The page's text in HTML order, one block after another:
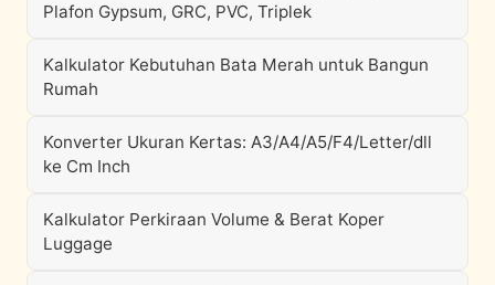
Plafon Gypsum, GRC, PVC, Triplek
Kalkulator Kebutuhan Bata Merah untuk Bangun
Rumah
Konverter Ukuran Kertas: A3/A4/A5/F4/Letter/dll
ke Cm Inch
Kalkulator Perkiraan Volume & Berat Koper
Luggage